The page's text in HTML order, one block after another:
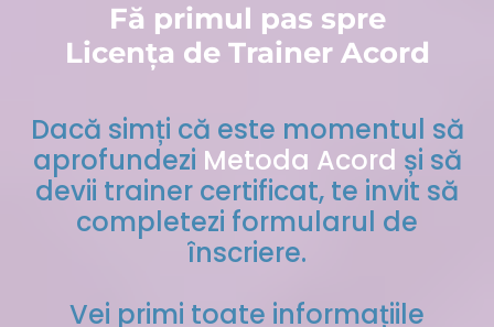
Fă primul pas spre
Licența de Trainer Acord
Dacă simți că este momentul să
aprofundezi Metoda Acord și să
devii trainer certificat, te invit să
completezi formularul de
înscriere.
Vei primi toate informațiile